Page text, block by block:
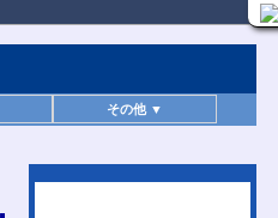
その他 ▼